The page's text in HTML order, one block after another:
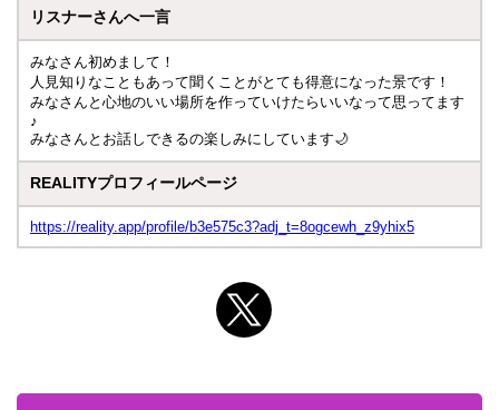
リスナーさんへ一言
みなさん初めまして！
人見知りなこともあって聞くことがとても得意になった景です！
みなさんと心地のいい場所を作っていけたらいいなって思ってます
♪︎
みなさんとお話しできるの楽しみにしています🌙
REALITYプロフィールページ
https://reality.app/profile/b3e575c3?adj_t=8ogcewh_z9yhix5